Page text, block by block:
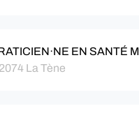
EN SANTÉ
La Tène